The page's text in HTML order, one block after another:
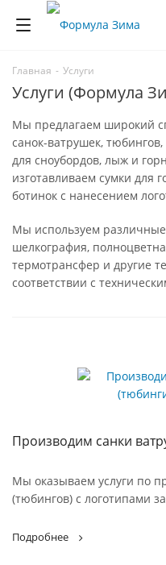
Главная - Услуги
Услуги (Формула
Мы предлагаем широкий
санок-ватрушек,
для сноубордов, лыж и
изготавливаем сумки для
ботинок с нанесением
Мы используем
шелкография,
термотрансфер и другие
соответствии с
Производим санки
Мы оказываем услуги по
(тюбингов) с логотипами
Подробнее